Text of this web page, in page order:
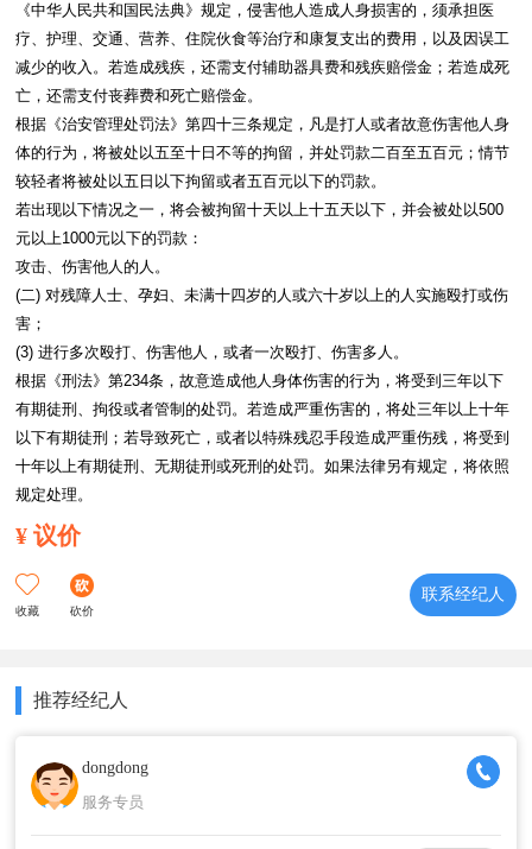
《中华人民共和国民法典》规定，侵害他人造成人身损害的，须承担医
疗、护理、交通、营养、住院伙食等治疗和康复支出的费用，以及因误工
减少的收入。若造成残疾，还需支付辅助器具费和残疾赔偿金；若造成死
亡，还需支付丧葬费和死亡赔偿金。
根据《治安管理处罚法》第四十三条规定，凡是打人或者故意伤害他人身
体的行为，将被处以五至十日不等的拘留，并处罚款二百至五百元；情节
较轻者将被处以五日以下拘留或者五百元以下的罚款。
若出现以下情况之一，将会被拘留十天以上十五天以下，并会被处以500
元以上1000元以下的罚款：
攻击、伤害他人的人。
(二) 对残障人士、孕妇、未满十四岁的人或六十岁以上的人实施殴打或伤
害；
(3) 进行多次殴打、伤害他人，或者一次殴打、伤害多人。
根据《刑法》第234条，故意造成他人身体伤害的行为，将受到三年以下
有期徒刑、拘役或者管制的处罚。若造成严重伤害的，将处三年以上十年
以下有期徒刑；若导致死亡，或者以特殊残忍手段造成严重伤残，将受到
十年以上有期徒刑、无期徒刑或死刑的处罚。如果法律另有规定，将依照
规定处理。
¥ 议价
收藏 砍价
联系经纪人
推荐经纪人
dongdong
服务专员